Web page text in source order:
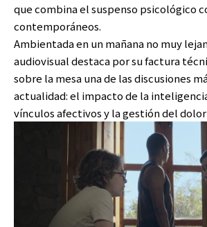
que combina el suspenso psicológico
contemporáneos.
Ambientada en un mañana no muy
audiovisual destaca por su factura
sobre la mesa una de las discusiones
actualidad: el impacto de la
vínculos afectivos y la gestión del